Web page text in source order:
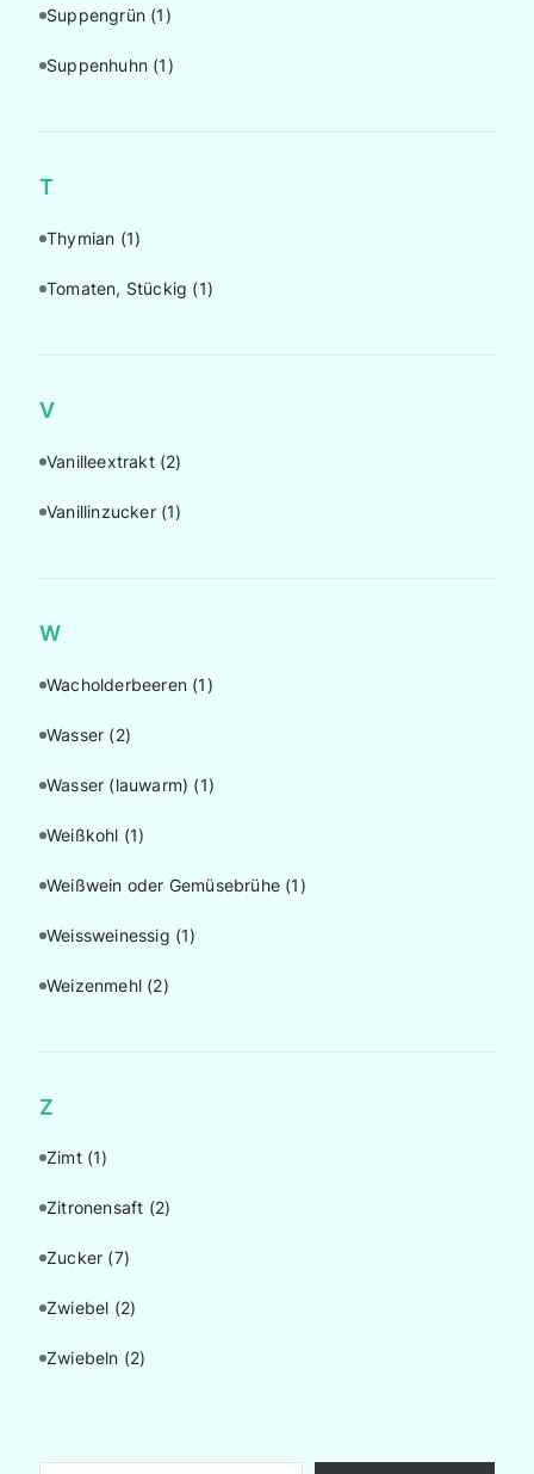
Suppengrün (1)
Suppenhuhn (1)
T
Thymian (1)
Tomaten, Stückig (1)
V
Vanilleextrakt (2)
Vanillinzucker (1)
W
Wacholderbeeren (1)
Wasser (2)
Wasser (lauwarm) (1)
Weißkohl (1)
Weißwein oder Gemüsebrühe (1)
Weissweinessig (1)
Weizenmehl (2)
Z
Zimt (1)
Zitronensaft (2)
Zucker (7)
Zwiebel (2)
Zwiebeln (2)
Gib deine E-Mail-Adresse ein ...